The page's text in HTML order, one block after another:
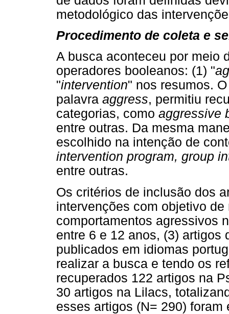
metodológico das
Procedimento de coleta e
A busca aconteceu por meio
operadores booleanos: (1) "
"intervention" nos resumos.
palavra aggress, permitiu
categorias, como aggressive
entre outras. Da mesma
escolhido na intenção de
intervention program, group
entre outras.
Os critérios de inclusão dos
intervenções com objetivo
comportamentos agressivos
entre 6 e 12 anos, (3) artigos
publicados em idiomas
realizar a busca e tendo os
recuperados 122 artigos na
30 artigos na Lilacs,
esses artigos (N= 290)